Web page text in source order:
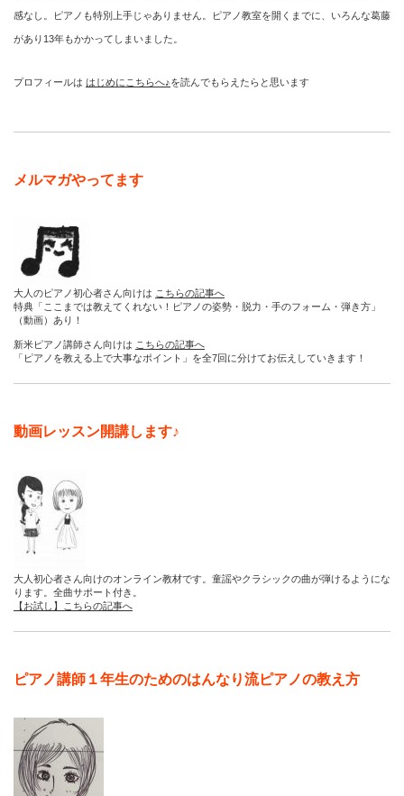
感なし。ピアノも特別上手じゃありません。ピアノ教室を開くまでに、いろんな葛藤
があり13年もかかってしまいました。
プロフィールは はじめにこちらへ♪を読んでもらえたらと思います
メルマガやってます
大人のピアノ初心者さん向けは こちらの記事へ
特典「ここまでは教えてくれない！ピアノの姿勢・脱力・手のフォーム・弾き方」
（動画）あり！
新米ピアノ講師さん向けは こちらの記事へ
「ピアノを教える上で大事なポイント」を全7回に分けてお伝えしていきます！
動画レッスン開講します♪
大人初心者さん向けのオンライン教材です。童謡やクラシックの曲が弾けるようにな
ります。全曲サポート付き。
【お試し】こちらの記事へ
ピアノ講師１年生のためのはんなり流ピアノの教え方